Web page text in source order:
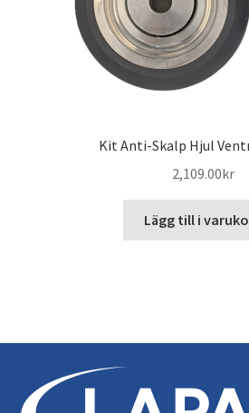
Kit Anti-Skalp Hjul
2,109.00kr
Lägg till i